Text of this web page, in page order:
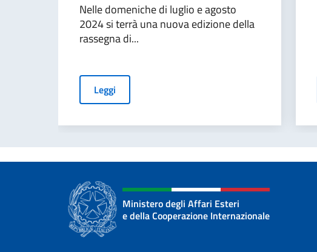
Nelle domeniche di luglio e agosto
2024 si terrà una nuova edizione della
rassegna di...
Leggi
Ministero degli Affari Esteri
e della Cooperazione Internazionale